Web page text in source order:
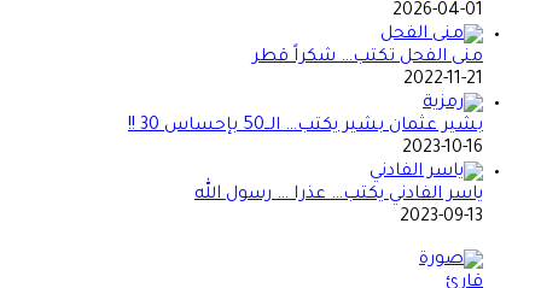
2026-04-01
منى الفحل تكتب… شكراً قطر
2022-11-21
بشير عثمان بشير يكتب… الــ50 بإحساس 30 !!
2023-10-16
ياسر الفادني يكتب… عذرا … رسول الله
2023-09-13